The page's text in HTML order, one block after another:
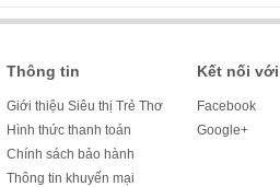
Thông tin
Giới thiệu Siêu thị Trẻ Thơ
Hình thức thanh toán
Chính sách bảo hành
Thông tin khuyến mại
Kết nối
Facebook
Google+